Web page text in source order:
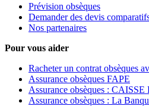
Prévision obsèques
Demander des devis
Nos partenaires
Pour vous aider
Racheter un contrat obsèques
Assurance obsèques FAPE
Assurance obsèques :
Assurance obsèques : La